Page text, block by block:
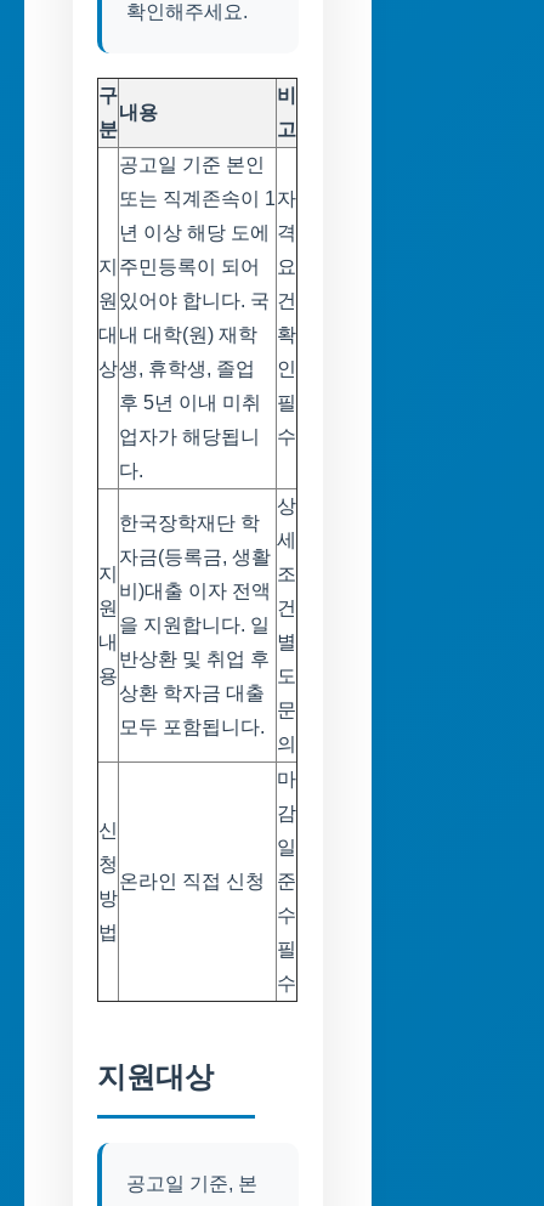
확인해주세요.
구
분
내용
비
고
지
원
대
상
공고일 기준 본인
또는 직계존속이 1
년 이상 해당 도에
주민등록이 되어
있어야 합니다. 국
내 대학(원) 재학
생, 휴학생, 졸업
후 5년 이내 미취
업자가 해당됩니
다.
자
격
요
건
확
인
필
수
지
원
내
용
한국장학재단 학
자금(등록금, 생활
비)대출 이자 전액
을 지원합니다. 일
반상환 및 취업 후
상환 학자금 대출
모두 포함됩니다.
상
세
조
건
별
도
문
의
신
청
방
법
온라인 직접 신청
마
감
일
준
수
필
수
지원대상
공고일 기준, 본